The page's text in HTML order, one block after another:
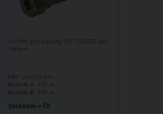
Skladem v ČR
Sací filtr pro štípačky 1/2", 230/250 µm,
149 mm
Filtr:
230/250 µm
Rozměr A:
1/2" in
Rozměr B:
3/4" in